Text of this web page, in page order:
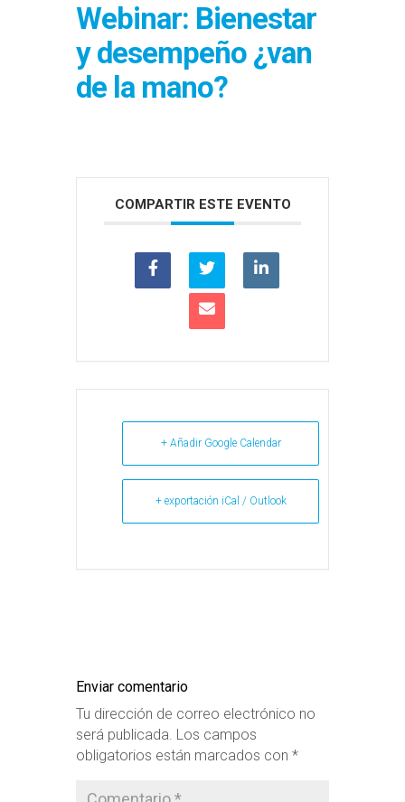
Webinar: Bienestar
y desempeño ¿van
de la mano?
COMPARTIR ESTE EVENTO
+ Añadir Google Calendar
+ exportación iCal / Outlook
Enviar comentario
Tu dirección de correo electrónico no
será publicada. Los campos
obligatorios están marcados con *